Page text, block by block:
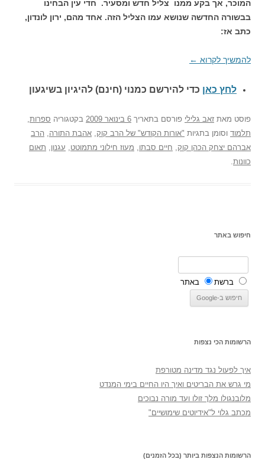
המוכר, אך בקע ממנו צליל חדש ומסעיר. חדי עין הבחינו
בבשורה החדשה שנושא עמו הצליל הזה. אחד מהם, ירון לונדון,
כתב אז:
להמשיך לקרוא ←
לחץ כאן כדי להירשם כמנוי (חינם) להיגיון בשיגעון
פוסט מאת זאב גלילי פורסם בתאריך 6 בינואר 2009 בקטגוריה ספרות
תלמוד וסומן בתגיות "אורות הקודש" של הרב קוק אהבת התורה הרב
אברהם יצחק הכהן קוק חיים סבתו מעוז חילוני מתמוטט עגנון
תאום
כוונות
חיפוש באתר
ברשת באתר
הרשומות הכי נצפות
איך לפעול נגד מדינה מטורפת
מי גרש את הבריטים ואיך היו החיים בימי המנדט
מלובנגולו מלך זולו ועד מורה נבוכים
מכתב גלוי ל"אידיוטים שימושיים"
הרשומות הנצפות ביותר (בכל הזמנים)